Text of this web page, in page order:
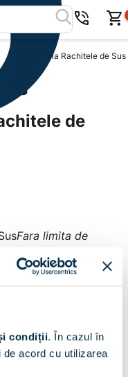
condiții. În cazul în
acord cu utilizarea
Mobila Rachitele de Sus
de
Fara limita de